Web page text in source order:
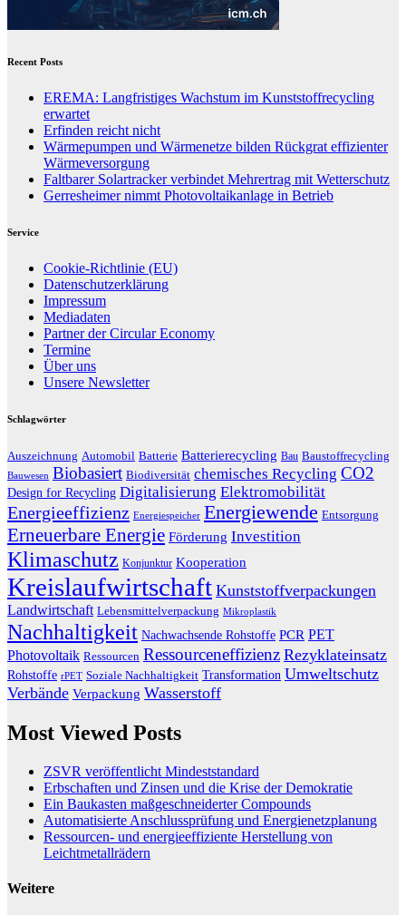
Recent Posts
EREMA: Langfristiges Wachstum im Kunststoffrecycling
erwartet
Erfinden reicht nicht
Wärmepumpen und Wärmenetze bilden Rückgrat effizienter
Wärmeversorgung
Faltbarer Solartracker verbindet Mehrertrag mit Wetterschutz
Gerresheimer nimmt Photovoltaikanlage in Betrieb
Service
Cookie-Richtlinie (EU)
Datenschutzerklärung
Impressum
Mediadaten
Partner der Circular Economy
Termine
Über uns
Unsere Newsletter
Schlagwörter
Auszeichnung Automobil Batterie Batterierecycling Bau Baustoffrecycling
Bauwesen Biobasiert Biodiversität chemisches Recycling CO2
Design for Recycling Digitalisierung Elektromobilität
Energieeffizienz Energiespeicher Energiewende Entsorgung
Erneuerbare Energie Förderung Investition
Klimaschutz Konjunktur Kooperation
Kreislaufwirtschaft Kunststoffverpackungen
Landwirtschaft Lebensmittelverpackung Mikroplastik
Nachhaltigkeit Nachwachsende Rohstoffe PCR PET
Photovoltaik Ressourcen Ressourceneffizienz Rezyklateinsatz
Rohstoffe rPET Soziale Nachhaltigkeit Transformation Umweltschutz
Verbände Verpackung Wasserstoff
Most Viewed Posts
ZSVR veröffentlicht Mindeststandard
Erbschaften und Zinsen und die Krise der Demokratie
Ein Baukasten maßgeschneiderter Compounds
Automatisierte Anschlussprüfung und Energienetzplanung
Ressourcen- und energieeffiziente Herstellung von
Leichtmetallrädern
Weitere